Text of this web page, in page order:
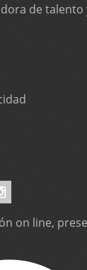
de talento
on line,